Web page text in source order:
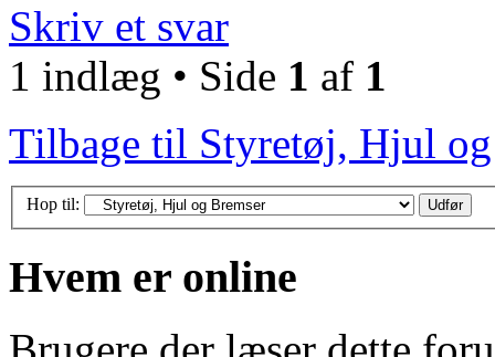
Skriv et svar
1 indlæg • Side 1 af 1
Tilbage til Styretøj, Hjul og
Hop til:
Hvem er online